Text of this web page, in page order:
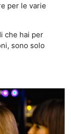
per le varie
che hai per
sono solo